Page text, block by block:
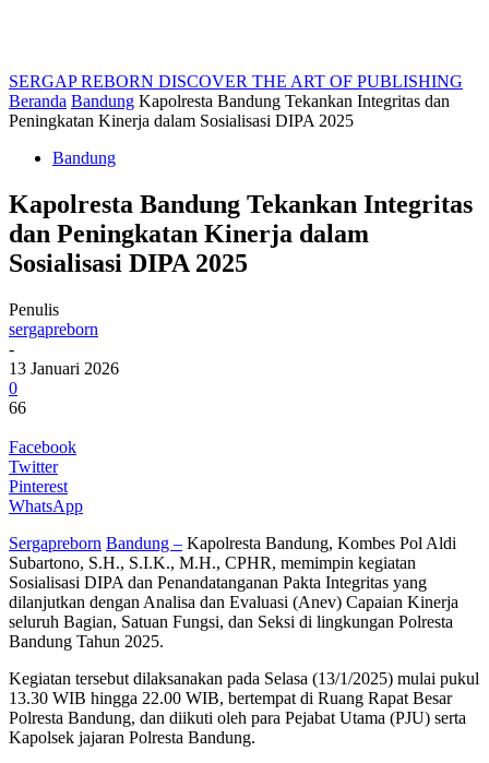
SERGAP REBORN DISCOVER THE ART OF PUBLISHING
Beranda Bandung Kapolresta Bandung Tekankan Integritas dan
Peningkatan Kinerja dalam Sosialisasi DIPA 2025
Bandung
Kapolresta Bandung Tekankan Integritas
dan Peningkatan Kinerja dalam
Sosialisasi DIPA 2025
Penulis
sergapreborn
-
13 Januari 2026
0
66
Facebook
Twitter
Pinterest
WhatsApp
Sergapreborn Bandung – Kapolresta Bandung, Kombes Pol Aldi
Subartono, S.H., S.I.K., M.H., CPHR, memimpin kegiatan
Sosialisasi DIPA dan Penandatanganan Pakta Integritas yang
dilanjutkan dengan Analisa dan Evaluasi (Anev) Capaian Kinerja
seluruh Bagian, Satuan Fungsi, dan Seksi di lingkungan Polresta
Bandung Tahun 2025.
Kegiatan tersebut dilaksanakan pada Selasa (13/1/2025) mulai pukul
13.30 WIB hingga 22.00 WIB, bertempat di Ruang Rapat Besar
Polresta Bandung, dan diikuti oleh para Pejabat Utama (PJU) serta
Kapolsek jajaran Polresta Bandung.